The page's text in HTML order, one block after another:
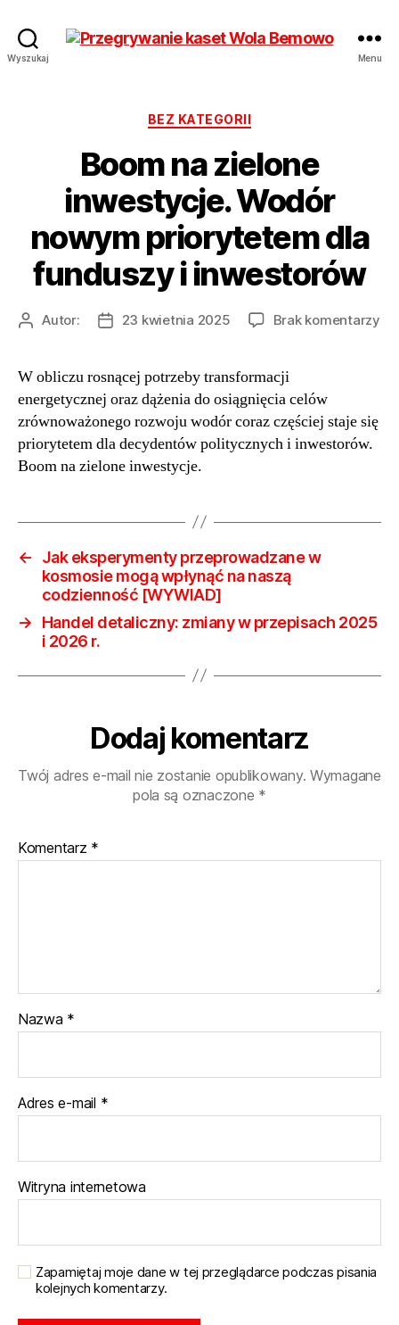
Wyszukaj
Wola
od
17
zł
Hurt
Menu
Kategorie
BEZ KATEGORII
Boom na zielone
inwestycje. Wodór
nowym priorytetem dla
funduszy i inwestorów
AutorAutor:
Data23 kwietnia 2025 Brak komentarzydo
W obliczu rosnącej potrzeby transformacji
energetycznej oraz dążenia do osiągnięcia celów
zrównoważonego rozwoju wodór coraz częściej staje się
priorytetem dla decydentów politycznych i inwestorów.
Boom na zielone inwestycje.
←
Jak eksperymenty przeprowadzane w
kosmosie mogą wpłynąć na naszą
codzienność [WYWIAD]
→
Handel detaliczny: zmiany w przepisach 2025
i 2026 r.
Dodaj komentarz
Twój adres e-mail nie zostanie opublikowany. Wymagane
pola są oznaczone *
Komentarz *
Nazwa *
Adres e-mail *
Witryna internetowa
Zapamiętaj moje dane w tej przeglądarce podczas pisania
kolejnych komentarzy.